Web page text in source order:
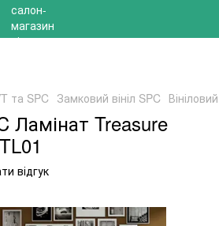
та SPC Замковий вініл SPC
Ламінат Treasure
відгук